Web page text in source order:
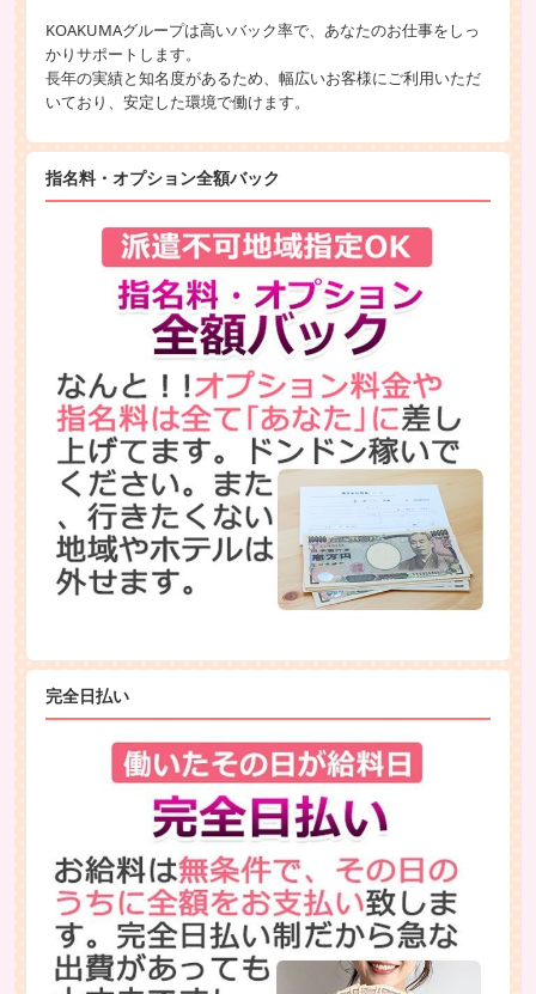
KOAKUMAグループは高いバック率で、あなたのお仕事をしっ
かりサポートします。
長年の実績と知名度があるため、幅広いお客様にご利用いただ
いており、安定した環境で働けます。
指名料・オプション全額バック
完全日払い